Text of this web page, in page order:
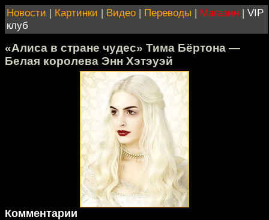
Новости | Картинки | Видео | Переводы | Магазин | VIP
клуб
«Алиса в стране чудес» Тима Бёртона —
Белая королева Энн Хэтэуэй
Комментарии